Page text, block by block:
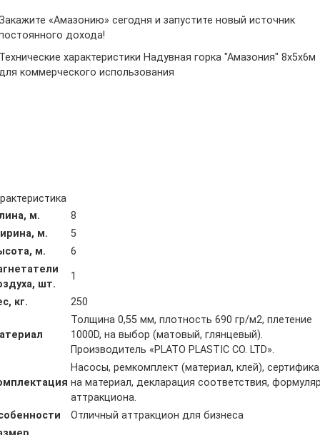
«Амазонию» сегодня и запустите новый источник
дохода!
характеристики Надувная горка "Амазония" 8х5х6м
коммерческого использования
м.
8
м.
5
м.
6
шт.
1
кг. 250
Толщина 0,55 мм, плотность 690 гр/м2, плетение
1000D, на выбор (матовый, глянцевый).
Производитель «PLATO PLASTIC CO. LTD».
Насосы, ремкомплект (материал, клей),
на материал, декларация соответствия,
аттракциона.
Отличный аттракцион для бизнеса